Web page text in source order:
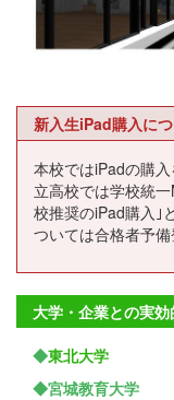
新入生iPad購入に
本校ではiPadの購
立高校では学校統
校推奨のiPad購入｣
ついては合格者予備
大学・企業との実
◆東北大学
◆宮城教育大学